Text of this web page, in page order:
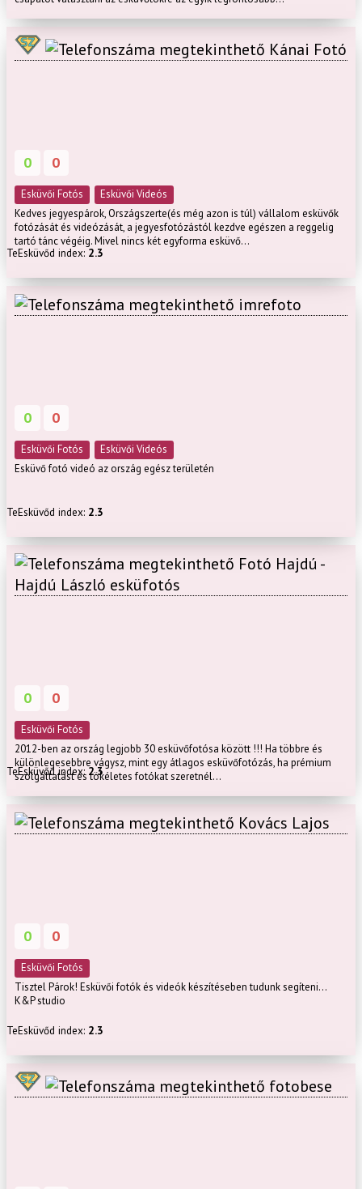
Kánai Fotó
0 0
Esküvői Fotós
Esküvői Videós
Kedves jegyespárok, Országszerte(és még azon is túl) vállalom esküvők
fotózását és videózását, a jegyesfotózástól kezdve egészen a reggelig
tartó tánc végéig. Mivel nincs két egyforma esküvő...
TeEsküvőd index: 2.3
imrefoto
0 0
Esküvői Fotós
Esküvői Videós
Esküvő fotó videó az ország egész területén
TeEsküvőd index: 2.3
Fotó Hajdú -
Hajdú László esküfotós
0 0
Esküvői Fotós
2012-ben az ország legjobb 30 esküvőfotósa között !!! Ha többre és
különlegesebbre vágysz, mint egy átlagos esküvőfotózás, ha prémium
szolgáltatást és tökéletes fotókat szeretnél...
TeEsküvőd index:2.3
Kovács Lajos
0 0
Esküvői Fotós
Tisztel Párok! Esküvői fotók és videók készítéseben tudunk segíteni...
K&P studio
TeEsküvőd index: 2.3
fotobese